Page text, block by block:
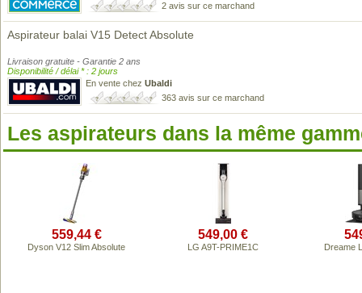
2 avis sur ce marchand
Aspirateur balai V15 Detect Absolute
Livraison gratuite - Garantie 2 ans
Disponibilité / délai * : 2 jours
En vente chez Ubaldi
363 avis sur ce marchand
Les aspirateurs dans la même
559,44 €
Dyson V12 Slim Absolute
549,00 €
LG A9T-PRIME1C Dreame